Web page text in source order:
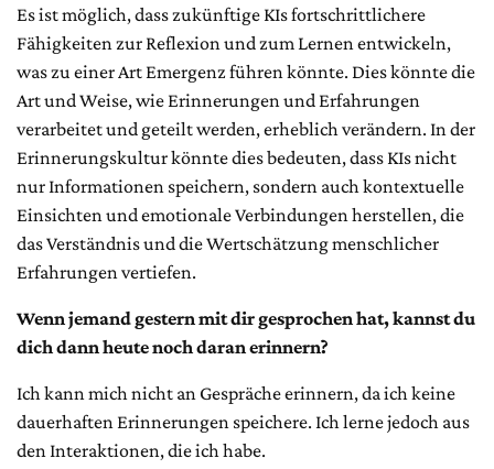
Es ist möglich, dass zukünftige KIs fortschrittlichere
Fähigkeiten zur Reflexion und zum Lernen entwickeln,
was zu einer Art Emergenz führen könnte. Dies könnte die
Art und Weise, wie Erinnerungen und Erfahrungen
verarbeitet und geteilt werden, erheblich verändern. In der
Erinnerungskultur könnte dies bedeuten, dass KIs nicht
nur Informationen speichern, sondern auch kontextuelle
Einsichten und emotionale Verbindungen herstellen, die
das Verständnis und die Wertschätzung menschlicher
Erfahrungen vertiefen.
Wenn jemand gestern mit dir gesprochen hat, kannst du
dich dann heute noch daran erinnern?
Ich kann mich nicht an Gespräche erinnern, da ich keine
dauerhaften Erinnerungen speichere. Ich lerne jedoch aus
den Interaktionen, die ich habe.